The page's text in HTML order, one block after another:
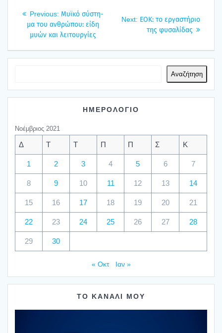
Πλοήγηση
άρθρων
Previous: Previous
post:
Μυϊ­κό σύστη­
μα του ανθρώ­που: είδη
μυών και λει­τουρ­γί­ες
Next: Next
post:
ΕΟΚ: το εργα­στή­ριο
της φυσα­λί­δας
Αναζήτηση
ΗΜΕΡΟΛΟΓΙΟ
Νοέμβριος 2021
Δ Τ Τ Π Π Σ Κ
1 2 3 4 5 6 7
8 9 10 11 12 13 14
15 16 17 18 19 20 21
22 23 24 25 26 27 28
29 30
« Οκτ Ιαν »
ΤΟ ΚΑΝΑΛΙ ΜΟΥ